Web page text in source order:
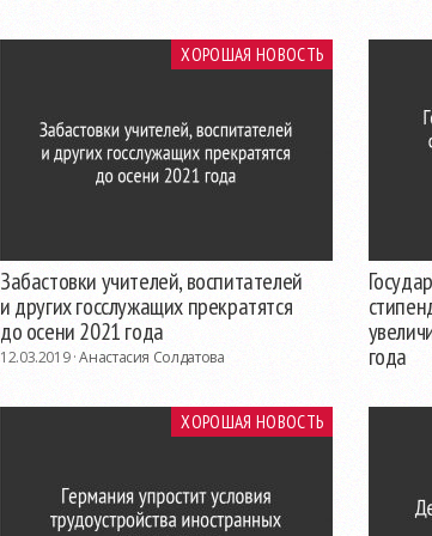
ХОРОШАЯ НОВОСТЬ
Забастовки учителей, воспитателей
и других госслужащих прекратятся
до осени 2021 года
12.03.2019 ·Анастасия Солдатова
года
ХОРОШАЯ НОВОСТЬ